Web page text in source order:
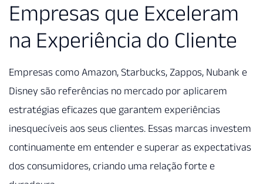
Empresas que Exceleram
na Experiência do Cliente
Empresas como Amazon, Starbucks, Zappos, Nubank e
Disney são referências no mercado por aplicarem
estratégias eficazes que garantem experiências
inesquecíveis aos seus clientes. Essas marcas investem
continuamente em entender e superar as expectativas
dos consumidores, criando uma relação forte e